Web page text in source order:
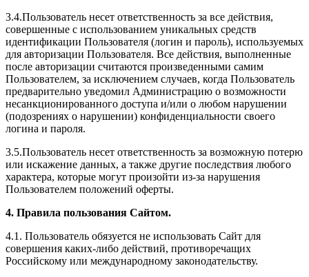
3.4.Пользователь несет ответственность за все действия,
совершенные с использованием уникальных средств
идентификации Пользователя (логин и пароль), используемых
для авторизации Пользователя. Все действия, выполненные
после авторизации считаются произведенными самим
Пользователем, за исключением случаев, когда Пользователь
предварительно уведомил Администрацию о возможности
несанкционированного доступа и/или о любом нарушении
(подозрениях о нарушении) конфиденциальности своего
логина и пароля.
3.5.Пользователь несет ответственность за возможную потерю
или искажение данных, а также другие последствия любого
характера, которые могут произойти из-за нарушения
Пользователем положений оферты.
4. Правила пользования Сайтом.
4.1. Пользователь обязуется не использовать Сайт для
совершения каких-либо действий, противоречащих
Российскому или международному законодательству.